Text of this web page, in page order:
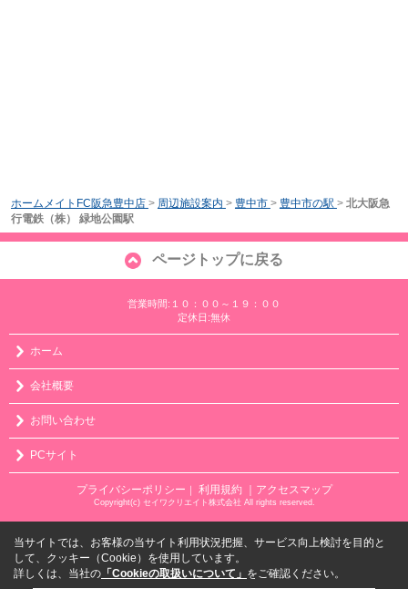
ホームメイトFC阪急豊中店 > 周辺施設案内 > 豊中市 > 豊中市の駅 > 北大阪急
行電鉄（株） 緑地公園駅
ページトップに戻る
営業時間:１０：００～１９：００
定休日:無休
ホーム
会社概要
お問い合わせ
PCサイト
プライバシーポリシー ｜ 利用規約 ｜アクセスマップ
Copyright(c) セイワクリエイト株式会社 All rights reserved.
当サイトでは、お客様の当サイト利用状況把握、サービス向上検討を目的と
して、クッキー（Cookie）を使用しています。
詳しくは、当社の 「Cookieの取扱いについて」 をご確認ください。